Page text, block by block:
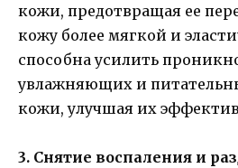
кожи, предотвращая ее
кожу более мягкой и
способна усилить
увлажняющих и
кожи, улучшая их
3. Снятие воспаления и